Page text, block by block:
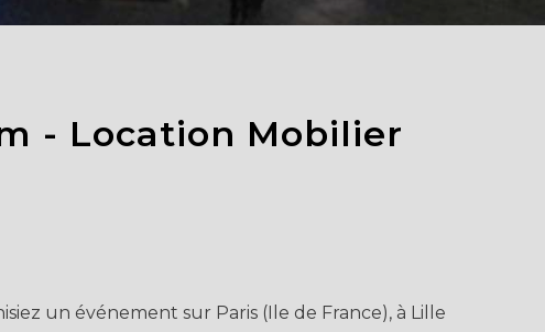
- Location Mobilier
un événement sur Paris (Ile de France), à Lille